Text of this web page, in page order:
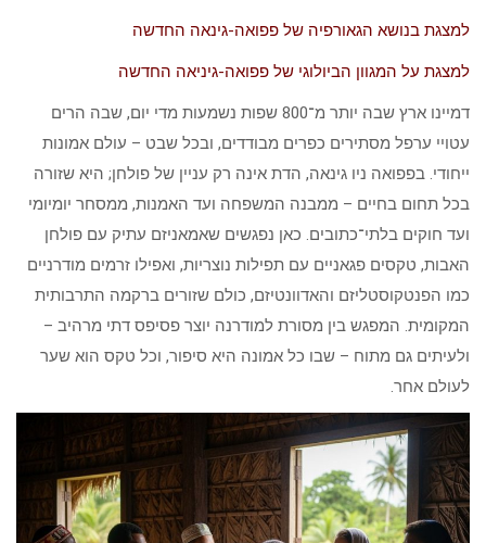
למצגת בנושא הגאורפיה של פפואה-גינאה החדשה
למצגת על המגוון הביולוגי של פפואה-גיניאה החדשה
דמיינו ארץ שבה יותר מ־800 שפות נשמעות מדי יום, שבה הרים
עטויי ערפל מסתירים כפרים מבודדים, ובכל שבט – עולם אמונות
ייחודי. בפפואה ניו גינאה, הדת אינה רק עניין של פולחן; היא שזורה
בכל תחום בחיים – ממבנה המשפחה ועד האמנות, ממסחר יומיומי
ועד חוקים בלתי־כתובים. כאן נפגשים שאמאניזם עתיק עם פולחן
האבות, טקסים פגאניים עם תפילות נוצריות, ואפילו זרמים מודרניים
כמו הפנטקוסטליזם והאדוונטיזם, כולם שזורים ברקמה התרבותית
המקומית. המפגש בין מסורת למודרנה יוצר פסיפס דתי מרהיב –
ולעיתים גם מתוח – שבו כל אמונה היא סיפור, וכל טקס הוא שער
לעולם אחר.